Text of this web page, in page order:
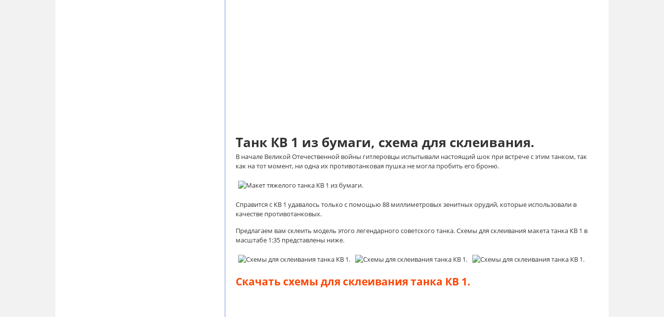
Танк КВ 1 из бумаги, схема для склеивания.
В начале Великой Отечественной войны гитлеровцы испытывали настоящий шок при встрече с этим танком, так
как на тот момент, ни одна их противотанковая пушка не могла пробить его броню.
Справится с КВ 1 удавалось только с помощью 88 миллиметровых зенитных орудий, которые использовали в
качестве противотанковых.
Предлагаем вам склеить модель этого легендарного советского танка. Схемы для склеивания макета танка КВ 1 в
масштабе 1:35 представлены ниже.
Скачать схемы для склеивания танка КВ 1.